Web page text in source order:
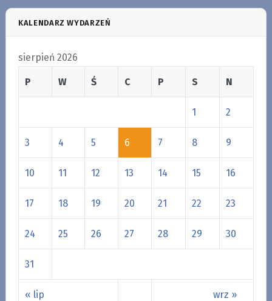
KALENDARZ WYDARZEŃ
sierpień 2026
P W Ś C P S N
« lip wrz »
1 2
3 4 5 6 7 8 9
10 11 12 13 14 15 16
17 18 19 20 21 22 23
24 25 26 27 28 29 30
31